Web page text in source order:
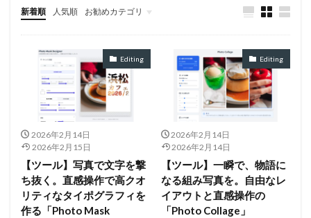
新着順 人気順 お勧めカテゴリ
Editing
2026年2月14日
2026年2月15日
【ツール】写真で文字を撃
ち抜く。直感操作で高クオ
リティなタイポグラフィを
作る「Photo Mask
Editing
2026年2月14日
2026年2月14日
【ツール】一瞬で、物語に
なる組み写真を。自由なレ
イアウトと直感操作の
「Photo Collage」